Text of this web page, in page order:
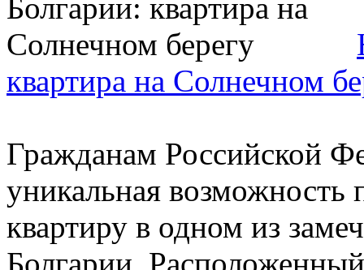
квартира на Солнечном
Гражданам Российской
уникальная
квартиру в одном из
Болгарии.